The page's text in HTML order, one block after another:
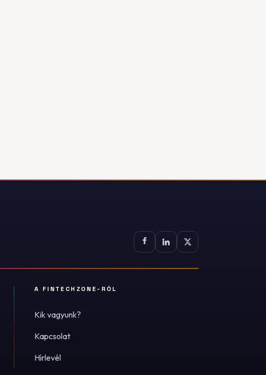
A FINTECHZONE-RÓL
Kik vagyunk?
Kapcsolat
Hírlevél